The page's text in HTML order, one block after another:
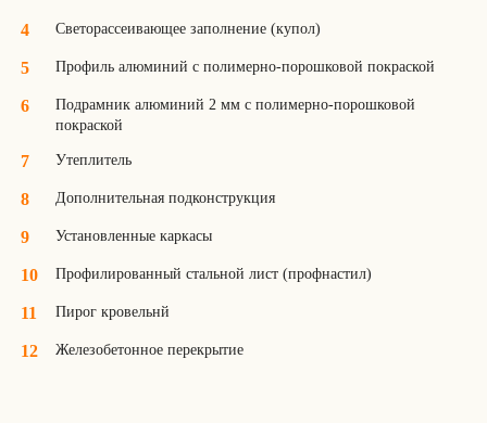
Светорассеивающее заполнение (купол)
Профиль алюминий с полимерно-порошковой покраской
Подрамник алюминий 2 мм с полимерно-порошковой
покраской
Утеплитель
Дополнительная подконструкция
Установленные каркасы
Профилированный стальной лист (профнастил)
Пирог кровельнй
Железобетонное перекрытие